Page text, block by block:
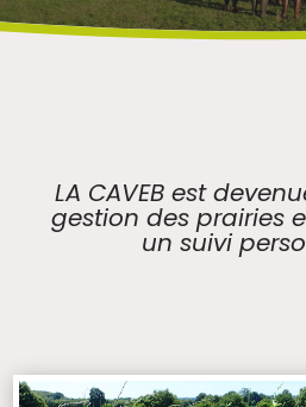
LA CAVEB est
gestion des prairies
un suivi